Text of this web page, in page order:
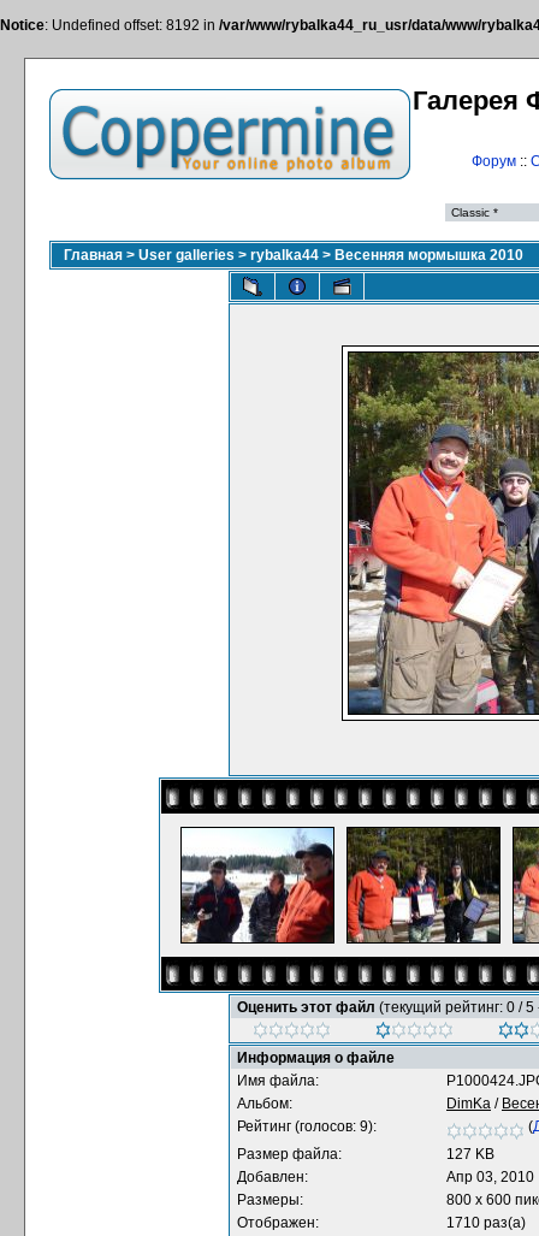
Notice: Undefined offset: 8192 in /var/www/rybalka44_ru_usr/data/www/
Галерея
Форум::
Главная > User galleries > rybalka44 > Весенняя мормышка 2010
Оценить этот файл (текущий рейтинг: 0 / 5
Информация о файле
Имя файла:
Альбом:
DimKa /
Рейтинг (голосов: 9):
(
Размер файла:
127 KB
Добавлен:
Апр 03, 2010
Размеры:
800 x 600
Отображен:
1710 раз(а)